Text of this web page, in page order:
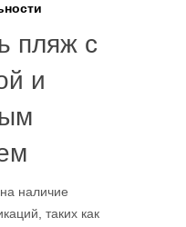
пляж с
и
наличие
таких как